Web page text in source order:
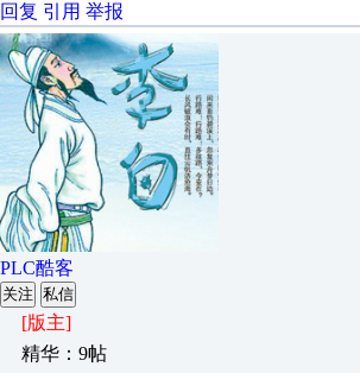
回复 引用 举报
PLC酷客
关注 私信
[版主]
精华：9帖